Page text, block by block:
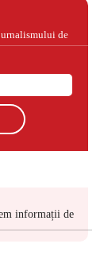
de
informații de